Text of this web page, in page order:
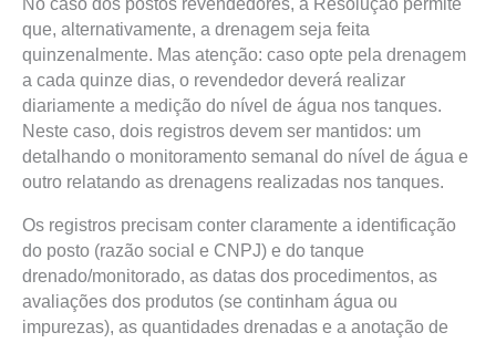
No caso dos postos revendedores, a Resolução permite
que, alternativamente, a drenagem seja feita
quinzenalmente. Mas atenção: caso opte pela drenagem
a cada quinze dias, o revendedor deverá realizar
diariamente a medição do nível de água nos tanques.
Neste caso, dois registros devem ser mantidos: um
detalhando o monitoramento semanal do nível de água e
outro relatando as drenagens realizadas nos tanques.
Os registros precisam conter claramente a identificação
do posto (razão social e CNPJ) e do tanque
drenado/monitorado, as datas dos procedimentos, as
avaliações dos produtos (se continham água ou
impurezas), as quantidades drenadas e a anotação de